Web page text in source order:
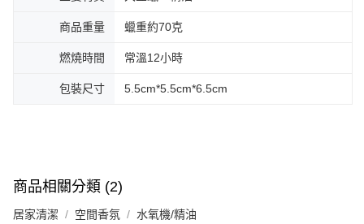
商品重量 蠟重約70克
燃燒時間 常溫12小時
包裝尺寸 5.5cm*5.5cm*6.5cm
商品相關分類 (2)
居家清潔 空間香氛 水氧機/精油